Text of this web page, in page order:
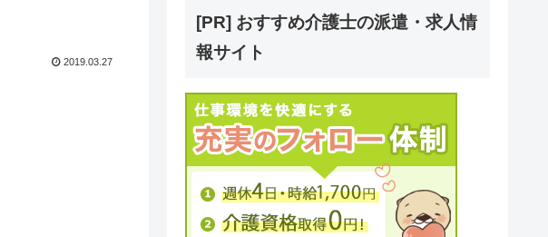
2019.03.27
[PR] おすすめ介護士の派遣・求人情
報サイト